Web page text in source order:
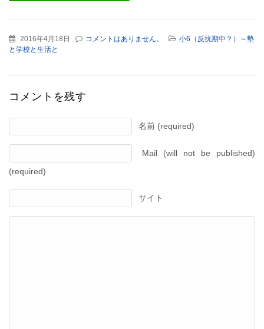
2016年4月18日 コメントはありません。
小6（反抗期中？）～塾
と学校と生活と
コメントを残す
名前 (required)
Mail (will not be published)
(required)
サイト